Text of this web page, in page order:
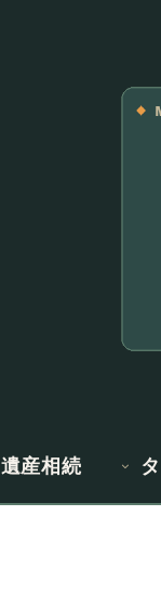
遺産相続